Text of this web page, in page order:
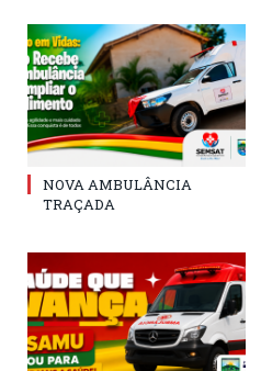
NOVA AMBULÂNCIA
TRAÇADA